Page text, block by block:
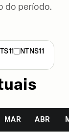
do período.
NTNS11
MAR ABR